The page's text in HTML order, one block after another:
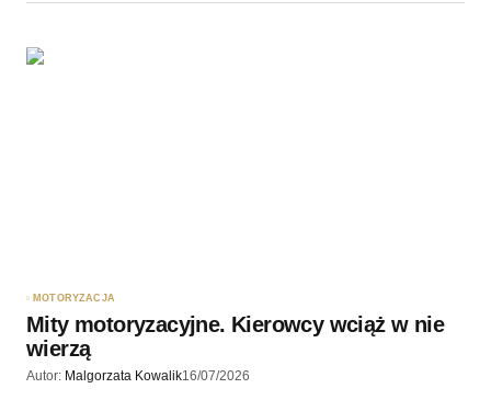
MOTORYZACJA
Mity motoryzacyjne. Kierowcy wciąż w nie
wierzą
Autor: Malgorzata Kowalik16/07/2026